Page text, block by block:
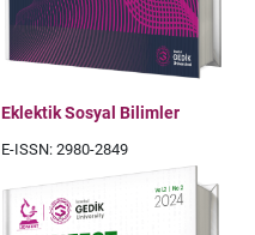
Eklektik Sosyal Bilimler
E-ISSN: 2980-2849